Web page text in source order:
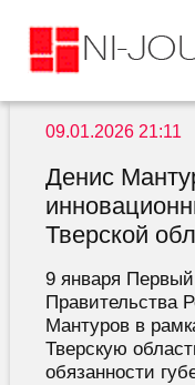
09.01.2026 21:11
Денис
Тверской
9 января
Правительства
Мантуров в
Тверскую
обязанности